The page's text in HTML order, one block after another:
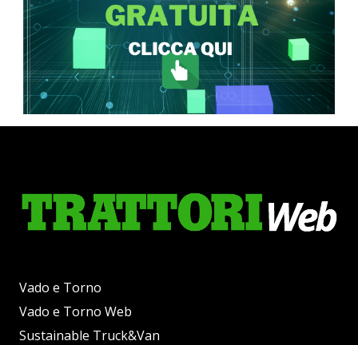
Vado e Torno
Vado e Torno Web
Sustainable Truck&Van